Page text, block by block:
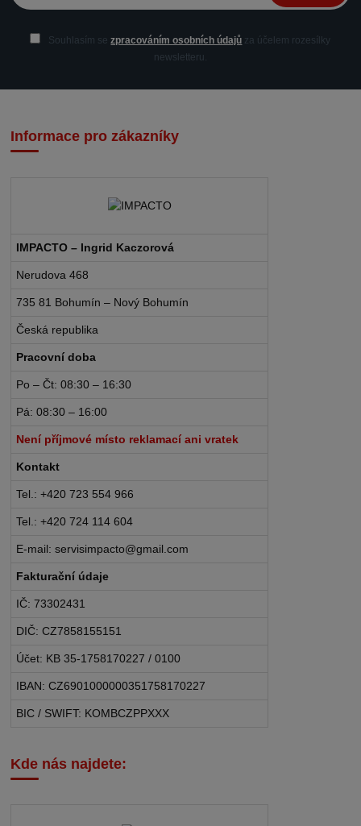
Souhlasím sezpracováním osobních údajů za účelem rozesílky
newsletteru.
Informace pro zákazníky
IMPACTO – Ingrid Kaczorová
Nerudova 468
735 81 Bohumín – Nový Bohumín
Česká republika
Pracovní doba
Po – Čt: 08:30 – 16:30
Pá: 08:30 – 16:00
Není příjmové místo reklamací ani vratek
Kontakt
Tel.: +420 723 554 966
Tel.: +420 724 114 604
E-mail: servisimpacto@gmail.com
Fakturační údaje
IČ: 73302431
DIČ: CZ7858155151
Účet: KB 35-1758170227 / 0100
IBAN: CZ6901000000351758170227
BIC / SWIFT: KOMBCZPPXXX
Kde nás najdete: